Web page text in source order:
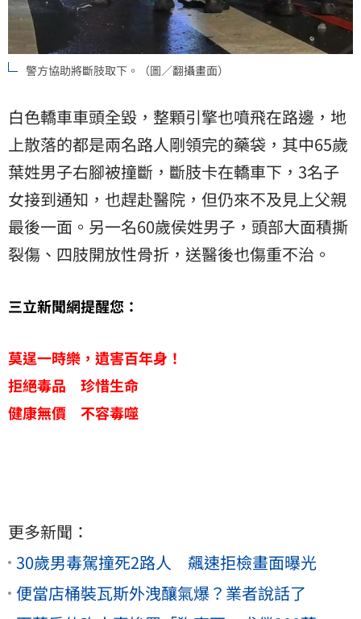
警方協助將斷肢取下。（圖／翻攝畫面）
白色轎車車頭全毀，整顆引擎也噴飛在路邊，地
上散落的都是兩名路人剛領完的藥袋，其中65歲
葉姓男子右腳被撞斷，斷肢卡在轎車下，3名子
女接到通知，也趕赴醫院，但仍來不及見上父親
最後一面。另一名60歲侯姓男子，頭部大面積撕
裂傷、四肢開放性骨折，送醫後也傷重不治。
三立新聞網提醒您：
莫逞一時樂，遺害百年身！
拒絕毒品 珍惜生命
健康無價 不容毒噬
更多新聞：
30歲男毒駕撞死2路人 飆速拒檢畫面曝光
便當店桶裝瓦斯外洩釀氣爆？業者說話了